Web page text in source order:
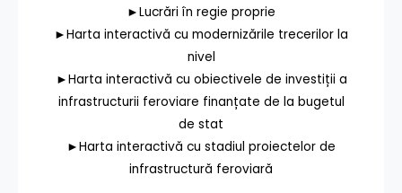
►Lucrări în regie proprie
►Harta interactivă cu modernizările trecerilor la
nivel
►Harta interactivă cu obiectivele de investiții a
infrastructurii feroviare finanțate de la bugetul
de stat
►Harta interactivă cu stadiul proiectelor de
infrastructură feroviară